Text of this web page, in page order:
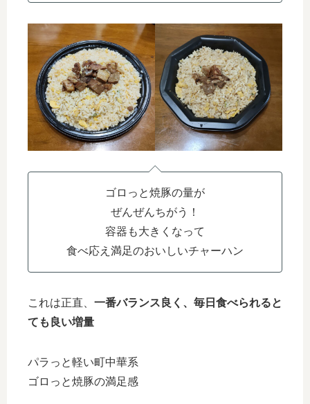
ゴロっと焼豚の量が
ぜんぜんちがう！
容器も大きくなって
食べ応え満足のおいしいチャーハン
これは正直、 一番バランス良く、毎日食べられると
ても良い増量
パラっと軽い町中華系
ゴロっと焼豚の満足感